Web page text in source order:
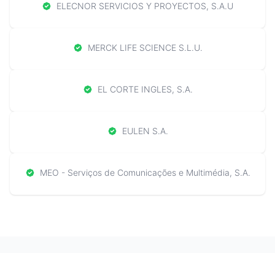
ELECNOR SERVICIOS Y PROYECTOS, S.A.U
MERCK LIFE SCIENCE S.L.U.
EL CORTE INGLES, S.A.
EULEN S.A.
MEO - Serviços de Comunicações e Multimédia, S.A.